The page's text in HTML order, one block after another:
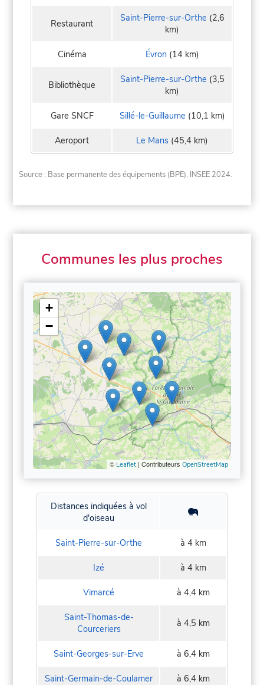
Restaurant Saint-Pierre-sur-Orthe (2,6
km)
Cinéma Évron(14 km)
Bibliothèque Saint-Pierre-sur-Orthe (3,5
km)
Gare SNCF Sillé-le-Guillaume (10,1 km)
Aeroport Le Mans (45,4 km)
Source : Base permanente des équipements (BPE), INSEE 2024.
Communes les plus proches
+
−
© Leaflet| Contributeurs OpenStreetMap
Distances indiquées à vol
d'oiseau
Saint-Pierre-sur-Orthe à 4 km
Izé à 4 km
Vimarcé à 4,4 km
Saint-Thomas-de-
Courceriers
à 4,5 km
Saint-Georges-sur-Erve à 6,4 km
Saint-Germain-de-Coulamer à 6,4 km